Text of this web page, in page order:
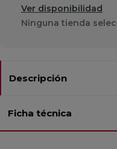
Ver disponibilidad
Ninguna tienda
Descripción
Ficha técnica